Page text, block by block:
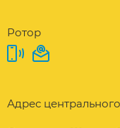
Ротор
Адрес